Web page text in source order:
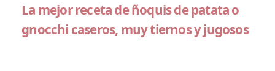
La mejor receta de ñoquis de patata o
gnocchi caseros, muy tiernos y jugosos